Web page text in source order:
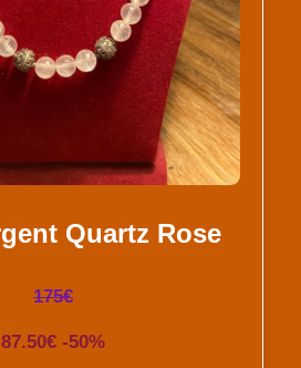
Quartz Rose
175€
87.50€ -50%